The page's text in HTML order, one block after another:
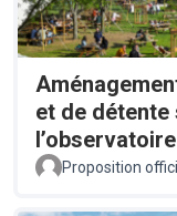
et de
Proposition